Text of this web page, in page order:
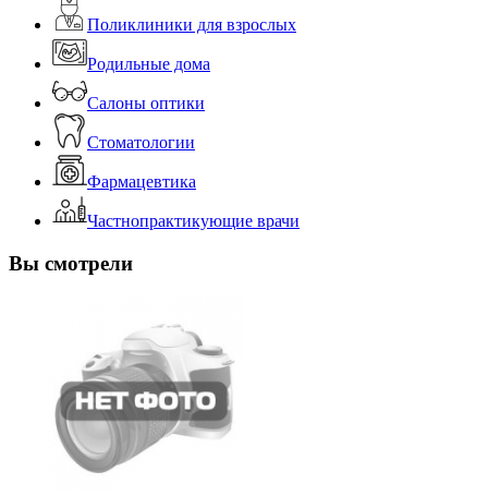
Поликлиники для взрослых
Родильные дома
Салоны оптики
Стоматологии
Фармацевтика
Частнопрактикующие врачи
Вы смотрели